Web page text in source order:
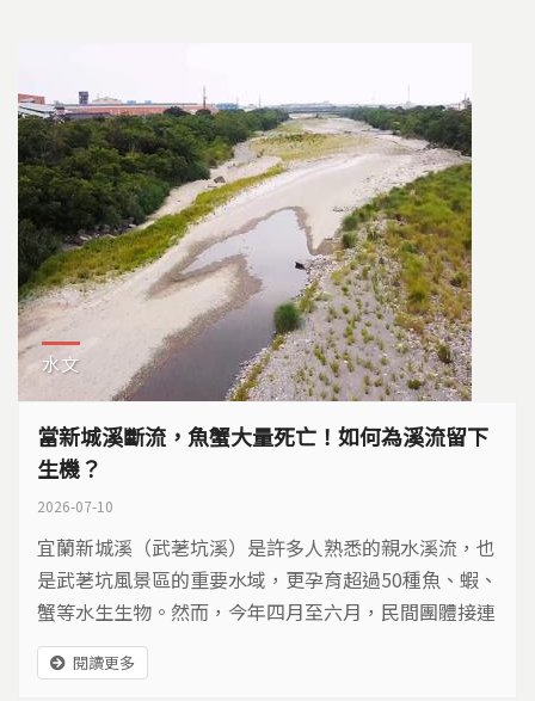
水文
當新城溪斷流，魚蟹大量死亡！如何為溪流留下
生機？
2026-07-10
宜蘭新城溪（武荖坑溪）是許多人熟悉的親水溪流，也
是武荖坑風景區的重要水域，更孕育超過50種魚、蝦、
蟹等水生生物。然而，今年四月至六月，民間團體接連
發現溪流中下游出現斷流、乾涸，大量魚蝦蟹受困死
亡，甚至連剛溯溪而上的毛蟹與魚類，也來不及長大，
閱讀更多